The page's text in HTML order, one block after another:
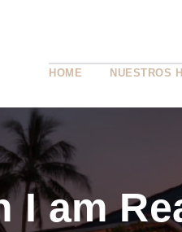
HOME NUESTROS
I am